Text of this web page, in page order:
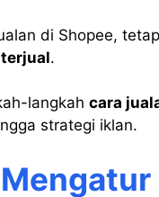
di Shopee,
.
langkah cara
strategi iklan.